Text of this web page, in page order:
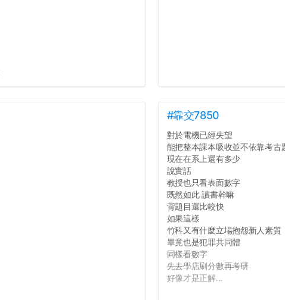
#靠交7850
對於電機已經失望
能把整本課本吸收並不依靠考古
現在在系上還有多少
說實話
教授也只看表面數字
既然如此 讀書幹嘛
背題目還比較快
如果這樣
竹科又有什麼立場抱怨新人素質
畢竟也是犯罪共同體
同樣看數字
先去學店刷分數再考研
好像才是正解...